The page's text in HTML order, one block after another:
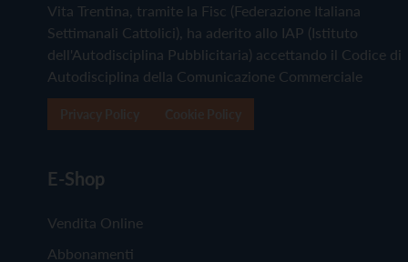
Vita Trentina, tramite la Fisc (Federazione Italiana
Settimanali Cattolici), ha aderito allo IAP (Istituto
dell'Autodisciplina Pubblicitaria) accettando il Codice di
Autodisciplina della Comunicazione Commerciale
E-Shop
Vendita Online
Abbonamenti